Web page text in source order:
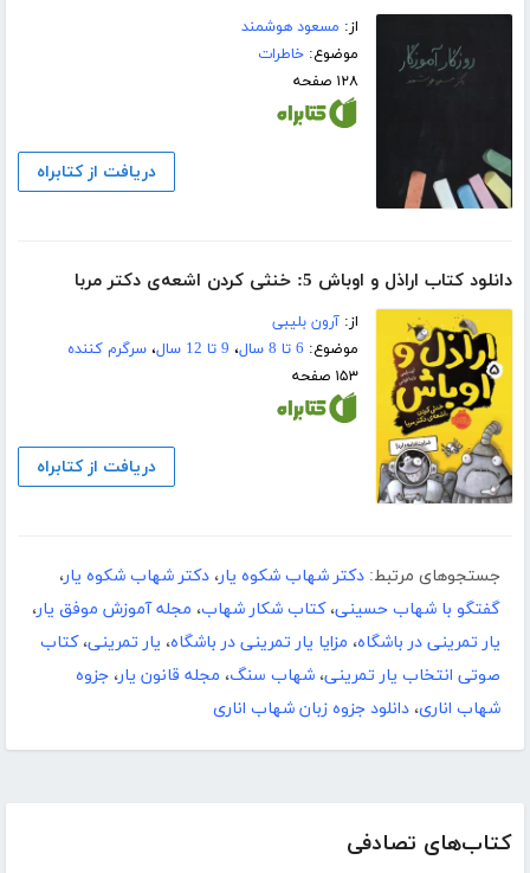
کتاب‌های تصادفی
از: مسعود هوشمند
موضوع:خاطرات
۱۲۸ صفحه
دریافت از کتابراه
دانلود کتاب اراذل و اوباش 5: خنثی کردن اشعه‌ی دکتر مربا
از:آرون بلیبی
موضوع: 6 تا 8 سال ، 9 تا 12 سال ،سرگرم کننده
۱۵۳ صفحه
دریافت از کتابراه
جستجوهای مرتبط: دکتر شهاب شکوه یار، دکتر شهاب شکوه یار،
گفتگو با شهاب حسینی،کتاب شکار شهاب، مجله آموزش موفق یار،
یار تمرینی در باشگاه، مزایا یار تمرینی در باشگاه، یار تمرینی،کتاب
صوتی انتخاب یار تمرینی، شهاب سنگ، مجله قانون یار، جزوه
شهاب اناری، دانلود جزوه زبان شهاب اناری